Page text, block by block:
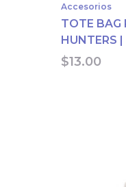
Accesorios
TOTE BAG
HUNTERS |
$13.00